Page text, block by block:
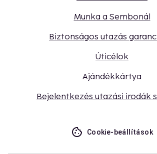
Munka a Sembonál
Biztonságos utazás
Úticélok
Ajándékkártya
Bejelentkezés utazási irodák
Cookie-beállítások